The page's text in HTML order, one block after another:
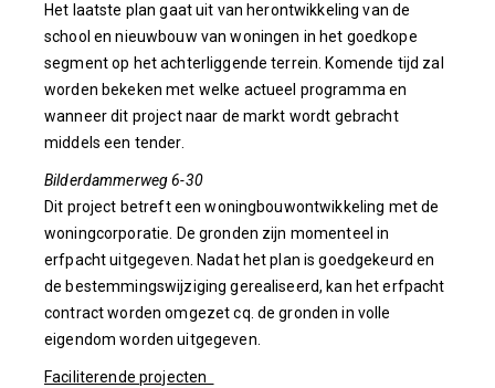
Het laatste plan gaat uit van herontwikkeling van de
school en nieuwbouw van woningen in het goedkope
segment op het achterliggende terrein. Komende tijd zal
worden bekeken met welke actueel programma en
wanneer dit project naar de markt wordt gebracht
middels een tender.
Bilderdammerweg 6-30
Dit project betreft een woningbouwontwikkeling met de
woningcorporatie. De gronden zijn momenteel in
erfpacht uitgegeven. Nadat het plan is goedgekeurd en
de bestemmingswijziging gerealiseerd, kan het erfpacht
contract worden omgezet cq. de gronden in volle
eigendom worden uitgegeven.
Faciliterende projecten